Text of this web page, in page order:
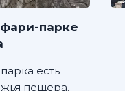
парке
есть
пещера.